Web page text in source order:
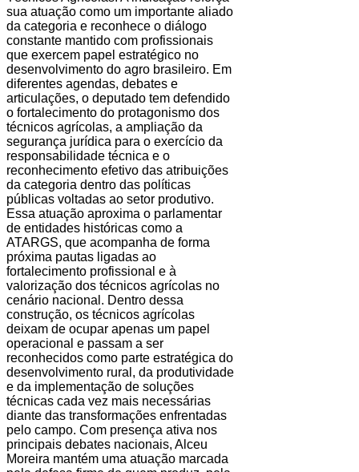
sua atuação como um importante aliado
da categoria e reconhece o diálogo
constante mantido com profissionais
que exercem papel estratégico no
desenvolvimento do agro brasileiro. Em
diferentes agendas, debates e
articulações, o deputado tem defendido
o fortalecimento do protagonismo dos
técnicos agrícolas, a ampliação da
segurança jurídica para o exercício da
responsabilidade técnica e o
reconhecimento efetivo das atribuições
da categoria dentro das políticas
públicas voltadas ao setor produtivo.
Essa atuação aproxima o parlamentar
de entidades históricas como a
ATARGS, que acompanha de forma
próxima pautas ligadas ao
fortalecimento profissional e à
valorização dos técnicos agrícolas no
cenário nacional. Dentro dessa
construção, os técnicos agrícolas
deixam de ocupar apenas um papel
operacional e passam a ser
reconhecidos como parte estratégica do
desenvolvimento rural, da produtividade
e da implementação de soluções
técnicas cada vez mais necessárias
diante das transformações enfrentadas
pelo campo. Com presença ativa nos
principais debates nacionais, Alceu
Moreira mantém uma atuação marcada